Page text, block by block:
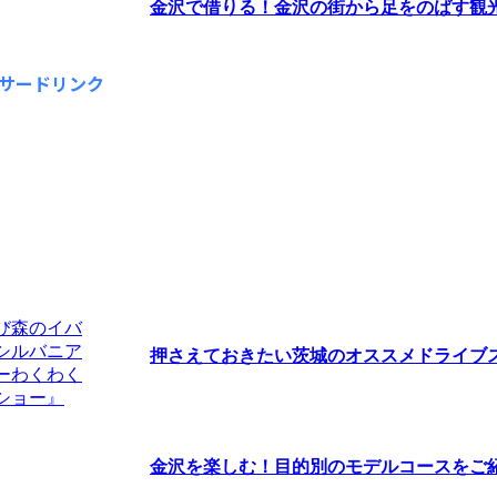
金沢で借りる！金沢の街から足をのばす観
ードリンク
押さえておきたい茨城のオススメドライブ
金沢を楽しむ！目的別のモデルコースをご